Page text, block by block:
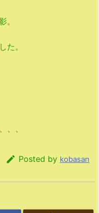
。
た。
、、
 Posted by kobasan